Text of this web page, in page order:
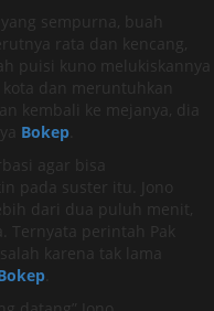
sempurna, buah
rata dan kencang,
puisi kuno melukiskannya
dan meruntuhkan
kembali ke mejanya, dia
Bokep
agar bisa
pada suster itu. Jono
dari dua puluh menit,
Ternyata perintah Pak
karena tak lama